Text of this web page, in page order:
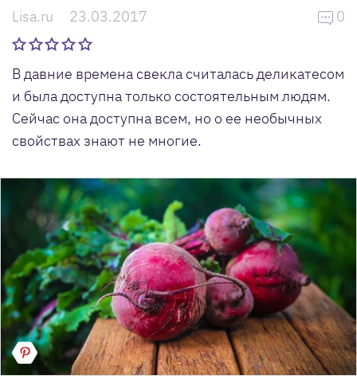
Lisa.ru 23.03.2017 0
В давние времена свекла считалась деликатесом
и была доступна только состоятельным людям.
Сейчас она доступна всем, но о ее необычных
свойствах знают не многие.